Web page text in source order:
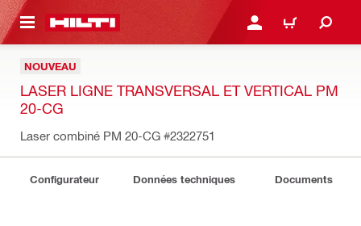
CONTENT CONNEXION OU
PANIER
NOUVEAU
LASER LIGNE TRANSVERSAL ET VERTICAL PM
20-CG
Laser combiné PM 20-CG #2322751
Configurateur Données techniques Documents